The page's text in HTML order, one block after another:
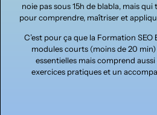
noie pas sous 15h de blabla, mais
pour comprendre, maîtriser et
C’est pour ça que la Formation
modules courts (moins de 20
essentielles mais comprend
exercices pratiques et un